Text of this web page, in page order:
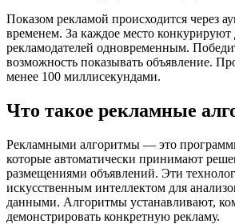
Показом рекламой происходится через
временем. За каждое место конкурируют
рекламодателей одновременным.
возможность показывать объявление.
менее 100 миллисекундами.
Что такое рекламные
Рекламными алгоритмы — это
которые автоматически принимают
размещениями объявлений. Эти
искусственным интеллектом для
данными. Алгоритмы устанавливают,
демонстрировать конкретную рекламу.